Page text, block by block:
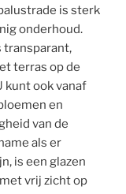
is sterk
onderhoud.
transparant,
terras op de
kunt ook vanaf
en
van de
als er
is een glazen
vrij zicht op